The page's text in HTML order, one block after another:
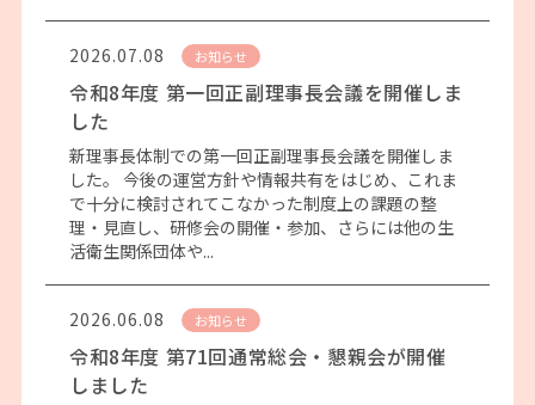
2026.07.08 お知らせ
令和8年度 第一回正副理事長会議を開催しま
した
新理事長体制での第一回正副理事長会議を開催しま
した。 今後の運営方針や情報共有をはじめ、これま
で十分に検討されてこなかった制度上の課題の整
理・見直し、研修会の開催・参加、さらには他の生
活衛生関係団体や...
2026.06.08 お知らせ
令和8年度 第71回通常総会・懇親会が開催
しました